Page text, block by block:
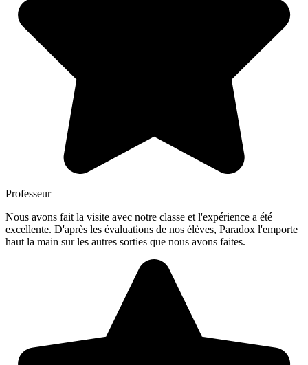
Professeur
Nous avons fait la visite avec notre classe et l'expérience a été
excellente. D'après les évaluations de nos élèves, Paradox l'emporte
haut la main sur les autres sorties que nous avons faites.